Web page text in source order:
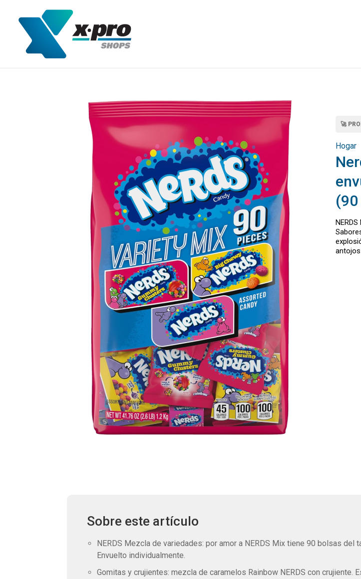
🚀
Hogar
Sobre este artículo
NERDS Mezcla de variedades: por amor a NERDS Mix tiene 90 bolsas
Envuelto individualmente.
Gomitas y crujientes: mezcla de caramelos Rainbow NERDS con